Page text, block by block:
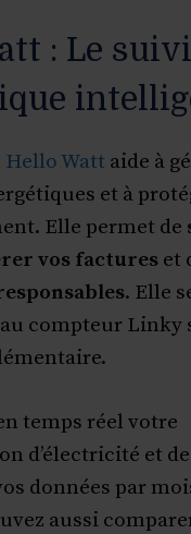
: Le suivi
Hello Watt aide à
et à
Elle permet de
vos factures et
. Elle
compteur Linky
temps réel votre
d’électricité et de
données par
aussi